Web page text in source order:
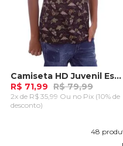
Camiseta HD Juvenil Especial Estampada Island Preta
R$ 71,99 R$ 79,99
2x de R$ 35,99 Ou no Pix (10% de
desconto)
48